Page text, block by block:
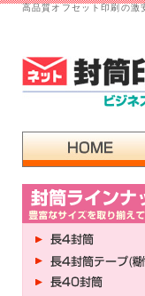
高品質オフセット印刷の